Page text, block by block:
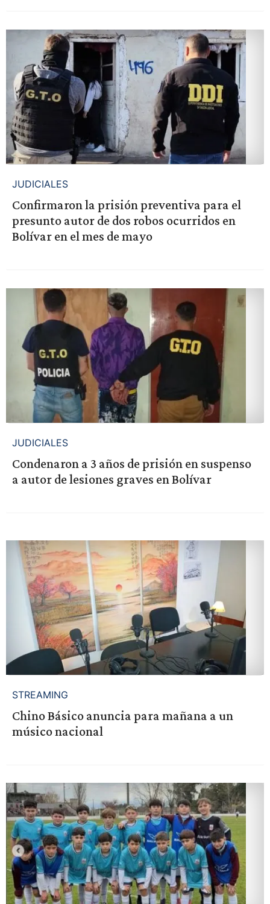
JUDICIALES
Confirmaron la prisión preventiva para el
presunto autor de dos robos ocurridos en
Bolívar en el mes de mayo
JUDICIALES
Condenaron a 3 años de prisión en suspenso
a autor de lesiones graves en Bolívar
STREAMING
Chino Básico anuncia para mañana a un
músico nacional